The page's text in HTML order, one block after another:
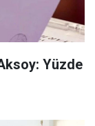
Yüzde